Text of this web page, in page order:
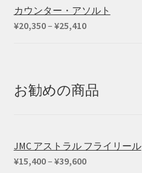
カウンター・アソルト
¥20,350– ¥25,410価
–
¥25,410
お勧めの商品
JMC アストラル フライリール
¥15,400– ¥39,600価